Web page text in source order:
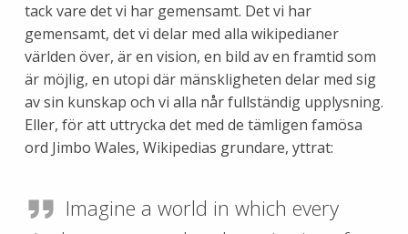
tack vare det vi har gemensamt. Det vi har
gemensamt, det vi delar med alla wikipedianer
världen över, är en vision, en bild av en framtid som
är möjlig, en utopi där mänskligheten delar med sig
av sin kunskap och vi alla når fullständig upplysning.
Eller, för att uttrycka det med de tämligen famösa
ord Jimbo Wales, Wikipedias grundare, yttrat:
Imagine a world in which every